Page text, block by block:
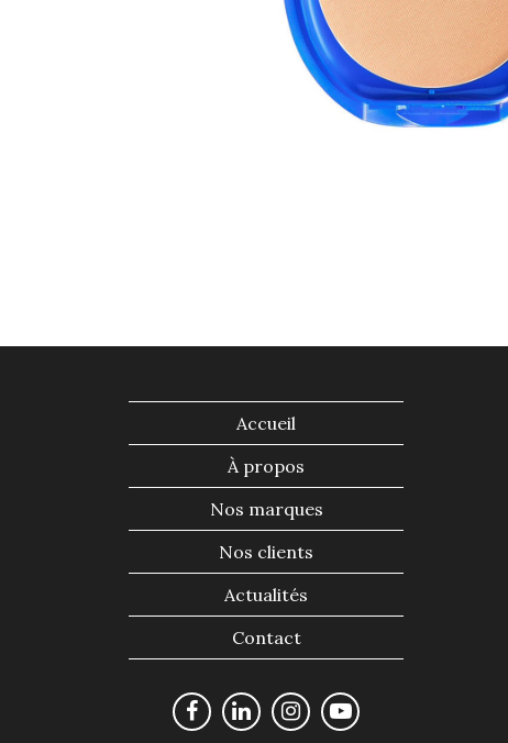
Accueil
À propos
Nos marques
Nos clients
Actualités
Contact